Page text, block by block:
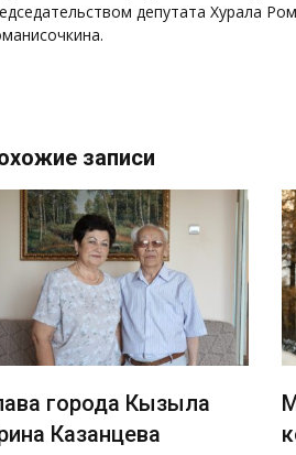
депутата Хурала
записи
города Кызыла
Казанцева